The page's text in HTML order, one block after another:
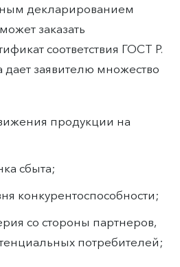
декларированием
заказать
соответствия ГОСТ Р.
заявителю множество
продукции на
сбыта;
конкурентоспособности;
со стороны партнеров,
потребителей;